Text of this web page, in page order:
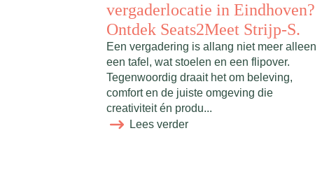
vergaderlocatie in Eindhoven?
Ontdek Seats2Meet Strijp-S.
Een vergadering is allang niet meer alleen
een tafel, wat stoelen en een flipover.
Tegenwoordig draait het om beleving,
comfort en de juiste omgeving die
creativiteit én produ...
Lees verder